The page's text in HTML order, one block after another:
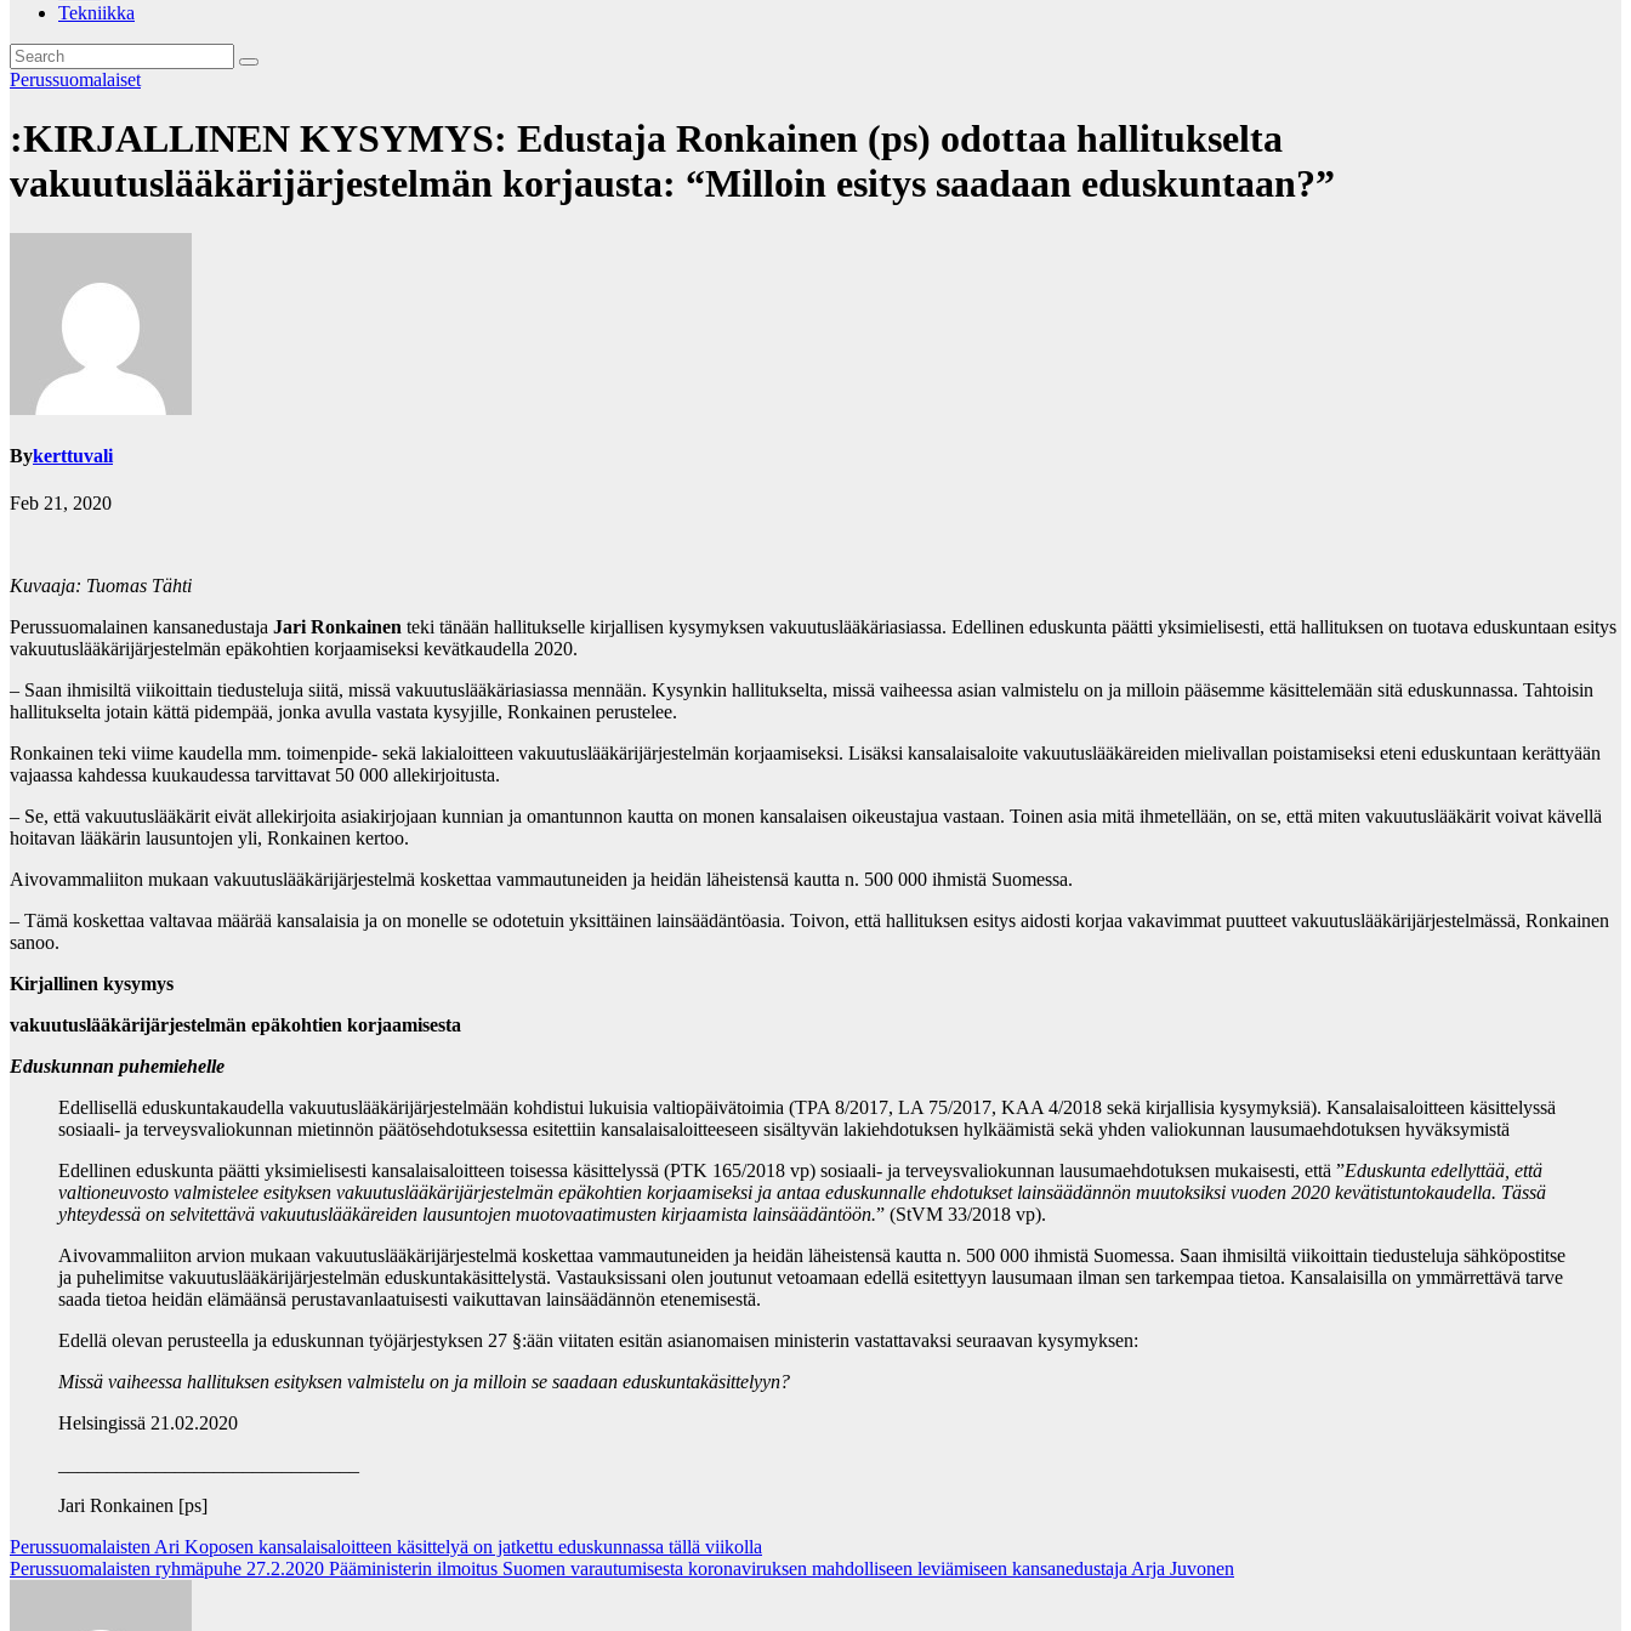
Tekniikka
Perussuomalaiset
:KIRJALLINEN KYSYMYS: Edustaja Ronkainen (ps) odottaa hallitukselta
vakuutuslääkärijärjestelmän korjausta: “Milloin esitys saadaan eduskuntaan?”
Bykerttuvali
Feb 21, 2020
Kuvaaja: Tuomas Tähti
Perussuomalainen kansanedustaja Jari Ronkainen teki tänään hallitukselle kirjallisen kysymyksen vakuutuslääkäriasiassa. Edellinen eduskunta päätti yksimielisesti, että hallituksen on tuotava eduskuntaan esitys
vakuutuslääkärijärjestelmän epäkohtien korjaamiseksi kevätkaudella 2020.
– Saan ihmisiltä viikoittain tiedusteluja siitä, missä vakuutuslääkäriasiassa mennään. Kysynkin hallitukselta, missä vaiheessa asian valmistelu on ja milloin pääsemme käsittelemään sitä eduskunnassa. Tahtoisin
hallitukselta jotain kättä pidempää, jonka avulla vastata kysyjille, Ronkainen perustelee.
Ronkainen teki viime kaudella mm. toimenpide- sekä lakialoitteen vakuutuslääkärijärjestelmän korjaamiseksi. Lisäksi kansalaisaloite vakuutuslääkäreiden mielivallan poistamiseksi eteni eduskuntaan kerättyään
vajaassa kahdessa kuukaudessa tarvittavat 50 000 allekirjoitusta.
– Se, että vakuutuslääkärit eivät allekirjoita asiakirjojaan kunnian ja omantunnon kautta on monen kansalaisen oikeustajua vastaan. Toinen asia mitä ihmetellään, on se, että miten vakuutuslääkärit voivat kävellä
hoitavan lääkärin lausuntojen yli, Ronkainen kertoo.
Aivovammaliiton mukaan vakuutuslääkärijärjestelmä koskettaa vammautuneiden ja heidän läheistensä kautta n. 500 000 ihmistä Suomessa.
– Tämä koskettaa valtavaa määrää kansalaisia ja on monelle se odotetuin yksittäinen lainsäädäntöasia. Toivon, että hallituksen esitys aidosti korjaa vakavimmat puutteet vakuutuslääkärijärjestelmässä, Ronkainen
sanoo.
Kirjallinen kysymys
vakuutuslääkärijärjestelmän epäkohtien korjaamisesta
Eduskunnan puhemiehelle
Edellisellä eduskuntakaudella vakuutuslääkärijärjestelmään kohdistui lukuisia valtiopäivätoimia (TPA 8/2017, LA 75/2017, KAA 4/2018 sekä kirjallisia kysymyksiä). Kansalaisaloitteen käsittelyssä
sosiaali- ja terveysvaliokunnan mietinnön päätösehdotuksessa esitettiin kansalaisaloitteeseen sisältyvän lakiehdotuksen hylkäämistä sekä yhden valiokunnan lausumaehdotuksen hyväksymistä
Edellinen eduskunta päätti yksimielisesti kansalaisaloitteen toisessa käsittelyssä (PTK 165/2018 vp) sosiaali- ja terveysvaliokunnan lausumaehdotuksen mukaisesti, että ”Eduskunta edellyttää, että
valtioneuvosto valmistelee esityksen vakuutuslääkärijärjestelmän epäkohtien korjaamiseksi ja antaa eduskunnalle ehdotukset lainsäädännön muutoksiksi vuoden 2020 kevätistuntokaudella. Tässä
yhteydessä on selvitettävä vakuutuslääkäreiden lausuntojen muotovaatimusten kirjaamista lainsäädäntöön.” (StVM 33/2018 vp).
Aivovammaliiton arvion mukaan vakuutuslääkärijärjestelmä koskettaa vammautuneiden ja heidän läheistensä kautta n. 500 000 ihmistä Suomessa. Saan ihmisiltä viikoittain tiedusteluja sähköpostitse
ja puhelimitse vakuutuslääkärijärjestelmän eduskuntakäsittelystä. Vastauksissani olen joutunut vetoamaan edellä esitettyyn lausumaan ilman sen tarkempaa tietoa. Kansalaisilla on ymmärrettävä tarve
saada tietoa heidän elämäänsä perustavanlaatuisesti vaikuttavan lainsäädännön etenemisestä.
Edellä olevan perusteella ja eduskunnan työjärjestyksen 27 §:ään viitaten esitän asianomaisen ministerin vastattavaksi seuraavan kysymyksen:
Missä vaiheessa hallituksen esityksen valmistelu on ja milloin se saadaan eduskuntakäsittelyyn?
Helsingissä 21.02.2020
Jari Ronkainen [ps]
Post
navigation
Perussuomalaisten Ari Koposen kansalaisaloitteen käsittelyä on jatkettu eduskunnassa tällä viikolla
Perussuomalaisten ryhmäpuhe 27.2.2020 Pääministerin ilmoitus Suomen varautumisesta koronaviruksen mahdolliseen leviämiseen kansanedustaja Arja Juvonen